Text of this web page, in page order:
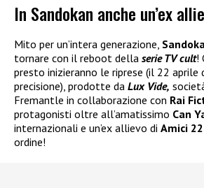
In Sandokan anche un’ex
Mito per un’intera generazione,
tornare con il reboot della serie TV cult!
presto inizieranno le riprese (il 22 aprile
precisione), prodotte da Lux Vide,
Fremantle in collaborazione con Rai
protagonisti oltre all’amatissimo Can
internazionali e un’ex allievo di Amici
ordine!